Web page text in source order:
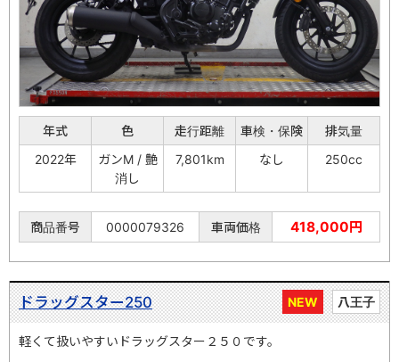
年式 色 走行距離 車検・保険
排気量
2022年
ガンM / 艶
消し
7,801km なし 250cc
商品番号 0000079326 車両価格 418,000円
NEW 八王子
ドラッグスター250
軽くて扱いやすいドラッグスター２５０です。